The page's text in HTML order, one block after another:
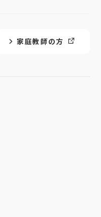
家庭教師の方